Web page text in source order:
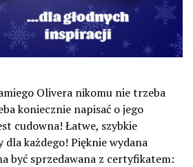
Olivera nikomu nie trzeba
koniecznie napisać o jego
cudowna! Łatwe, szybkie
każdego! Pięknie wydana
być sprzedawana z certyfikatem: